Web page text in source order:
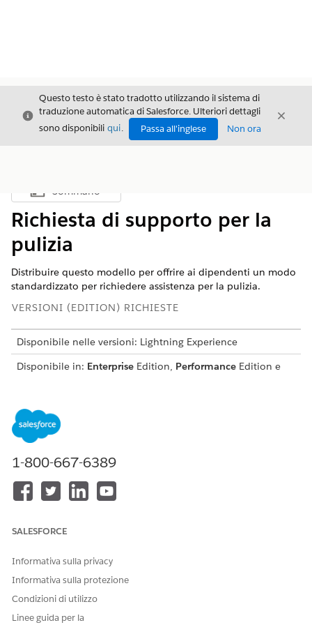
Chiudi
Questo testo è stato tradotto utilizzando il sistema di
traduzione automatica di Salesforce. Ulteriori dettagli
sono disponibili qui. Passa all'inglese Non ora
Chiudi
Mostra sommario
Sommario
Richiesta di supporto per la
pulizia
Distribuire questo modello per offrire ai dipendenti un modo
standardizzato per richiedere assistenza per la pulizia.
VERSIONI (EDITION) RICHIESTE
Disponibile nelle versioni: Lightning Experience
Disponibile in: Enterprise Edition, Performance Edition e
Questo modello crea un record richiesta di servizio che
acquisisce i dettagli essenziali dell'utente per un'evasione
precisa e controllabile. Rivedere gli elementi inclusi nel
Attributi di accettazione
Il modulo di accettazione per questo modello acquisisce i
Posizione servizio: Posizione specifica in cui è necessario il
piano, la stanza o un'area specifica dell'ufficio.
Dettagli dell'assistenza: Una descrizione dettagliata delle
operazioni di pulizia necessarie, evidenziando aree
specifiche di interesse o eventuali requisiti speciali per la
1-800-667-6389
SALESFORCE
Informativa sulla privacy
Informativa sulla protezione
Condizioni di utilizzo
Linee guida per la